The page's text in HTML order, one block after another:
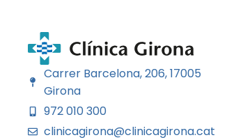
Carrer Barcelona, 206, 17005
Girona
972 010 300
clinicagirona@clinicagirona.cat